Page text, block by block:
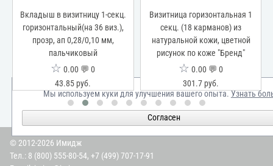
Вкладыш в визитницу 1-секц.
горизонтальный(на 36 виз.),
прозр, ап 0,28/0,10 мм,
пальчиковый
☆ 0.00 💬 0
43.85 руб.
Визитница горизонтальная 1
секц. (18 карманов) из
натуральной кожи, цветной
рисунок по коже "Бренд"
☆ 0.00 💬 0
301.7 руб.
Мы используем куки для улучшения вашего опыта.Узнать
Согласен
© 2012-2026 Имидж
Тел.: 8 (800) 555-80-54, +7 (499) 707-17-91